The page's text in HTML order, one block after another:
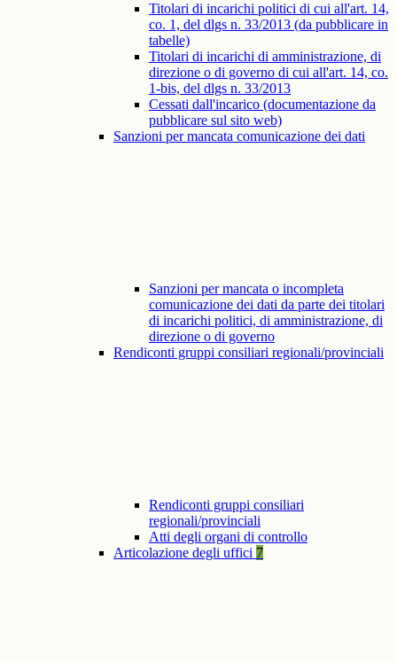
Titolari di incarichi politici di cui all'art. 14,
co. 1, del dlgs n. 33/2013 (da pubblicare in
tabelle)
Titolari di incarichi di amministrazione, di
direzione o di governo di cui all'art. 14, co.
1-bis, del dlgs n. 33/2013
Cessati dall'incarico (documentazione da
pubblicare sul sito web)
Sanzioni per mancata comunicazione dei dati
Sanzioni per mancata o incompleta
comunicazione dei dati da parte dei titolari
di incarichi politici, di amministrazione, di
direzione o di governo
Rendiconti gruppi consiliari regionali/provinciali
Rendiconti gruppi consiliari
regionali/provinciali
Atti degli organi di controllo
Articolazione degli uffici 7